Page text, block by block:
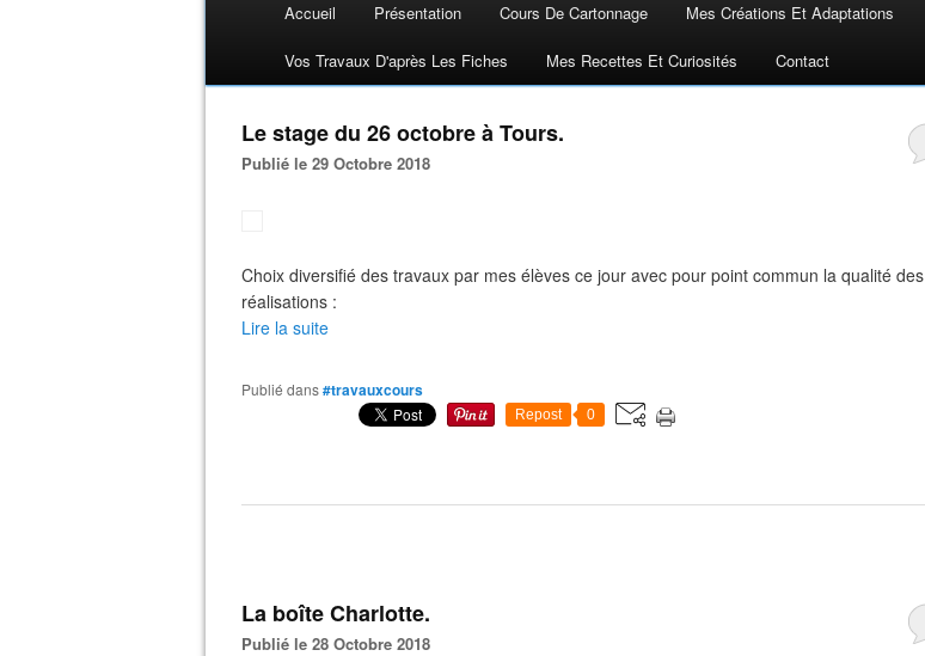
Accueil Présentation Cours De Cartonnage Mes Créations Et Adaptations
Vos Travaux D'après Les Fiches Mes Recettes Et Curiosités Contact
Le stage du 26 octobre à Tours.
Publié le 29 Octobre 2018
Choix diversifié des travaux par mes élèves ce jour avec pour point commun la qualité des
réalisations :
Lire la suite
Publié dans#travauxcours
Repost 0
La boîte Charlotte.
Publié le 28 Octobre 2018